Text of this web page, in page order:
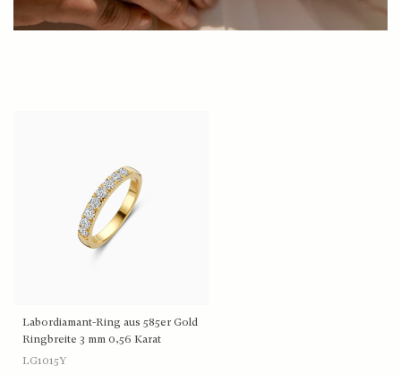
Labordiamant-Ring aus 585er Gold
Ringbreite 3 mm 0,56 Karat
LG1015Y